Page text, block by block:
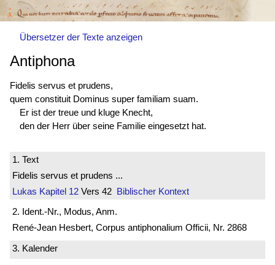
Übersetzer der Texte anzeigen
Antiphona
Fidelis servus et prudens,
quem constituit Dominus super familiam suam.
Er ist der treue und kluge Knecht,
den der Herr über seine Familie eingesetzt hat.
1. Text
Fidelis servus et prudens ...
Lukas Kapitel 12 Vers 42 Biblischer Kontext
2. Ident.-Nr., Modus, Anm.
René-Jean Hesbert, Corpus antiphonalium Officii, Nr. 2868
3. Kalender